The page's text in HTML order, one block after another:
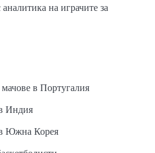
на играчите за
в Португалия
Индия
Южна Корея